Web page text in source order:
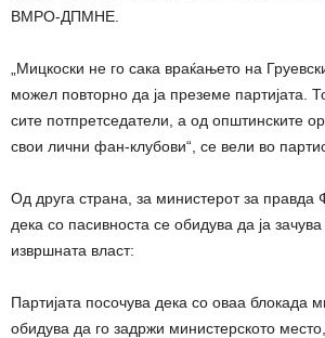
ВМРО-ДПМНЕ.
„Мицкоски не го сака враќањето на
можел повторно да ја преземе партијата.
сите потпретседатели, а од општинските
свои лични фан-клубови“, се вели во
Од друга страна, за министерот за
дека со пасивноста се обидува да ја зачува
извршната власт:
Партијата посочува дека со оваа блокада
обидува да го задржи министерското